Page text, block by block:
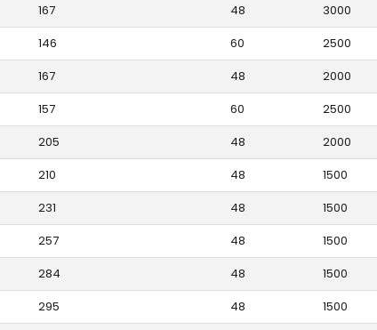
167 48
3000
146 60
2500
167 48
2000
157 60
2500
205 48
2000
210 48
1500
231 48
1500
257 48
1500
284 48
1500
295 48
1500